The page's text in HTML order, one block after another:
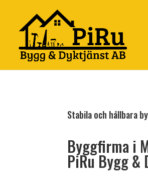
Stabila och hållbara
Byggfirma i
PiRu Bygg &